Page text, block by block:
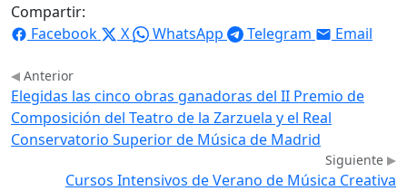
Compartir:
Facebook
X WhatsApp Telegram Email
Anterior
Elegidas las cinco obras ganadoras del II Premio de
Composición del Teatro de la Zarzuela y el Real
Conservatorio Superior de Música de Madrid
Siguiente
Cursos Intensivos de Verano de Música Creativa